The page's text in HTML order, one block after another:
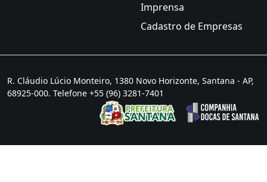
Imprensa
Cadastro de Empresas
R. Cláudio Lúcio Monteiro, 1380 Novo Horizonte, Santana - AP,
68925-000. Telefone +55 (96) 3281-7401